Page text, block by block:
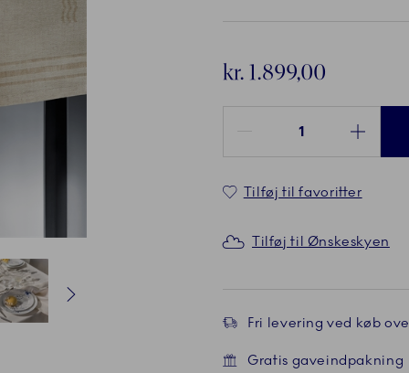
Nuværende Nuværende Nuværende
2 af 7
kr. 1.899,00
Tilføj til favoritter
Tilføj til Ønskeskyen
Fri levering ved køb
Gratis gaveindpakning